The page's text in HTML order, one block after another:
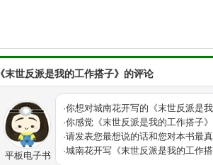
活在一起。
再睁开眼睛，她回到了刚
这一次，比起王座，她决
《末世反派是我的工作搭子》的评论
平板电子书
·你想对城南花开写的《末世反派是
·你感觉《末世反派是我的工作搭子
·请发表您最想说的话和您对本书最
·城南花开写《末世反派是我的工作